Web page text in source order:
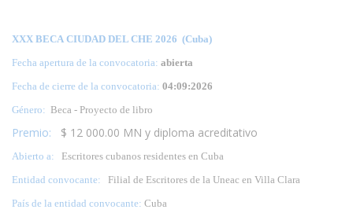
XXX BECA CIUDAD DEL CHE 2026 (Cuba)
Fecha apertura de la convocatoria: abierta
Fecha de cierre de la convocatoria: 04:09:2026
Género: Beca - Proyecto de libro
Premio: $ 12 000.00 MN y diploma acreditativo
Abierto a:
Escritores cubanos residentes en Cuba
Entidad convocante: Filial de Escritores de la Uneac en Villa Clara
País de la entidad convocante: Cuba